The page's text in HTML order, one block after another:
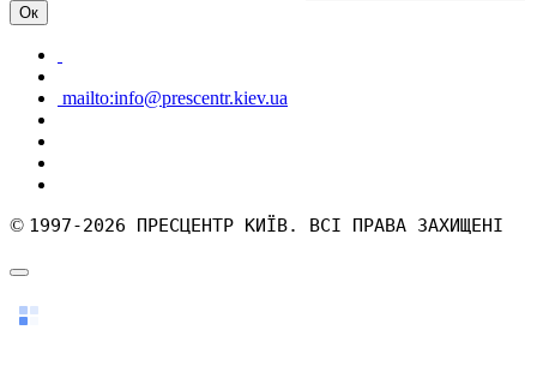
Ок
mailto:info@prescentr.kiev.ua
© 1997-2026 ПРЕСЦЕНТР КИЇВ. ВСІ ПРАВА ЗАХИЩЕНІ